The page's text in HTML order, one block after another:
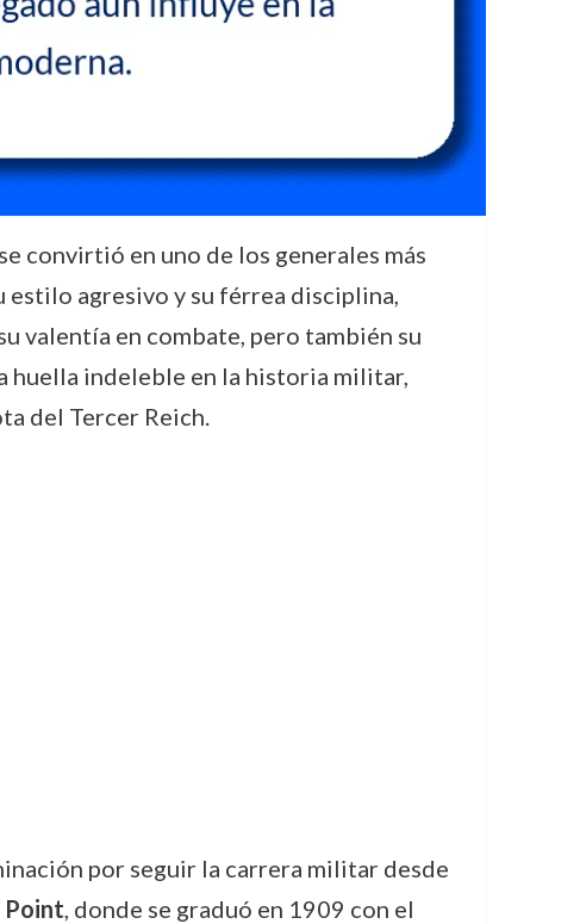
convirtió en uno de los generales más
estilo agresivo y su férrea disciplina,
valentía en combate, pero también su
huella indeleble en la historia militar,
del Tercer Reich.
por seguir la carrera militar desde
Point, donde se graduó en 1909 con el